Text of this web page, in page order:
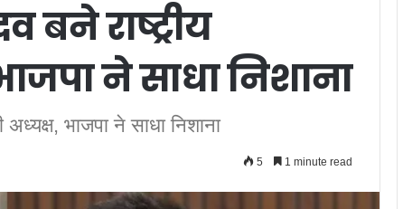
बने राष्ट्रीय
ने साधा निशाना
अध्यक्ष, भाजपा ने साधा निशाना
5 1 minute read